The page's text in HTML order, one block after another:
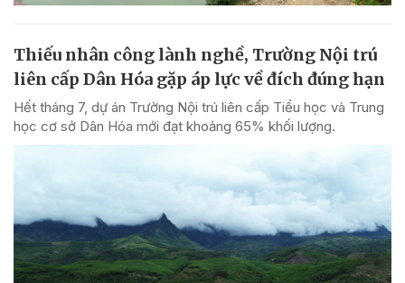
Thiếu nhân công lành nghề, Trường Nội trú
liên cấp Dân Hóa gặp áp lực về đích đúng hạn
Hết tháng 7, dự án Trường Nội trú liên cấp Tiểu học và Trung
học cơ sở Dân Hóa mới đạt khoảng 65% khối lượng.